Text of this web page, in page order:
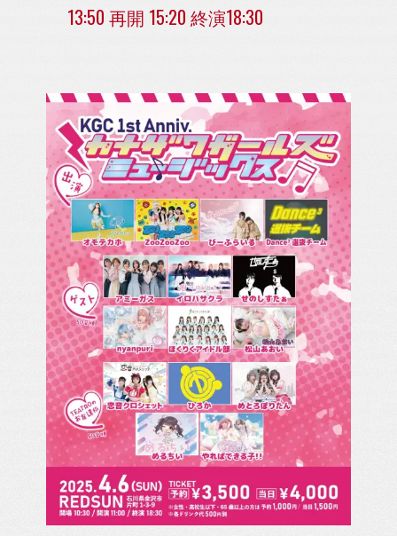
13:50 再開 15:20 終演18:30